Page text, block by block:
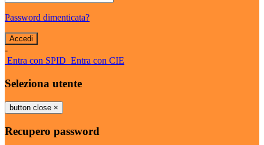
Password dimenticata?
-
Entra con SPID Entra con CIE
Seleziona utente
button close ×
Recupero password